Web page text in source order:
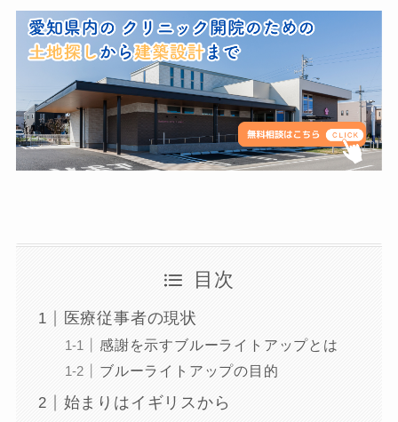
目次
医療従事者の現状
感謝を示すブルーライトアップとは
ブルーライトアップの目的
始まりはイギリスから